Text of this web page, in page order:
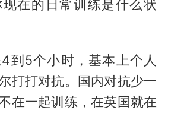
现在的日常训练是什么状
到5个小时，基本上个人
打打对抗。国内对抗少一
在一起训练，在英国就在